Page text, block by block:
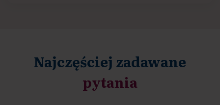
Najczęściej zadawane
pytania